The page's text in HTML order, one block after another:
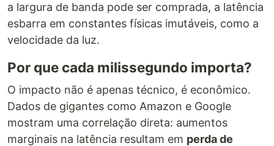
a largura de banda pode ser comprada, a latência
esbarra em constantes físicas imutáveis, como a
velocidade da luz.
Por que cada milissegundo importa?
O impacto não é apenas técnico, é econômico.
Dados de gigantes como Amazon e Google
mostram uma correlação direta: aumentos
marginais na latência resultam em perda de